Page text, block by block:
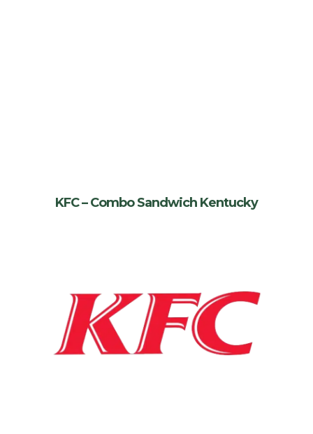
KFC – Combo Sandwich Kentucky